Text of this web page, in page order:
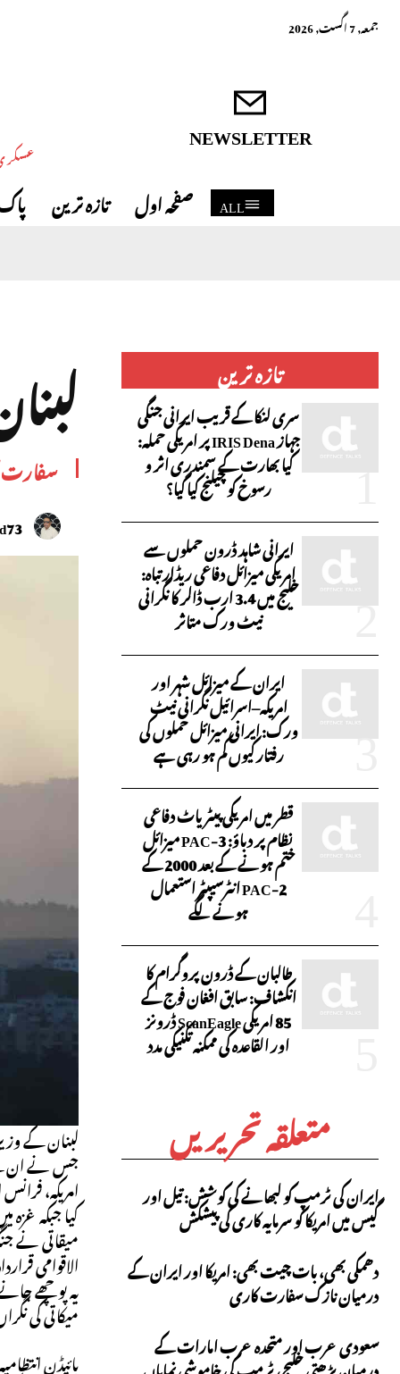
جمعہ, 7 اگست, 2026
NEWSLETTER
ALL صفحہ اول تازہ ترین
تازہ ترین
سری لنکا کے قریب ایرانی جنگی
جہاز IRIS Dena پر امریکی حملہ:
کیا بھارت کے سمندری اثر و
رسوخ کو چیلنج کیا گیا؟
ایرانی شاہد ڈرون حملوں سے
امریکی میزائل دفاعی ریڈار تباہ:
خلیج میں 3.4 ارب ڈالر کا نگرانی
نیٹ ورک متاثر
ایران کے میزائل شہر اور
امریکہ–اسرائیل نگرانی نیٹ
ورک: ایرانی میزائل حملوں کی
رفتار کیوں کم ہو رہی ہے
قطر میں امریکی پیٹریاٹ دفاعی
نظام پر دباؤ: PAC-3 میزائل
ختم ہونے کے بعد 2000 کے
PAC-2 انٹرسیپٹر استعمال
ہونے لگے
طالبان کے ڈرون پروگرام کا
انکشاف: سابق افغان فوج کے
85 امریکی ScanEagle ڈرونز
اور القاعدہ کی ممکنہ تکنیکی مدد
متعلقہ تحریریں
ایران کی ٹرمپ کو لبھانے کی کوشش: تیل اور
گیس میں امریکا کو سرمایہ کاری کی پیشکش
دھمکی بھی، بات چیت بھی: امریکا اور ایران کے
درمیان نازک سفارت کاری
سعودی عرب اور متحدہ عرب امارات کے
لبنان کے
جس نے ان کے
کیا جبکہ
میقاتی نے
الاقوامی
یہ پوچھے
میکاتی کی
بائیڈن